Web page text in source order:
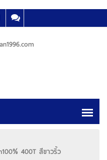
400T สีขาวริ้ว